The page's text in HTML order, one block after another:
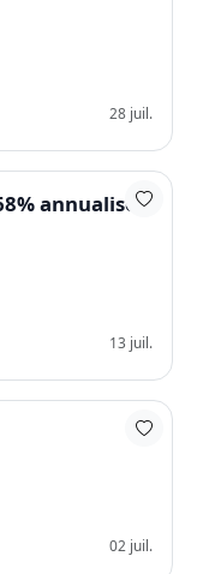
28 juil.
annualisé -
13 juil.
02 juil.